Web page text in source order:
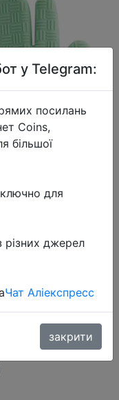
у Telegram:
посилань
Coins,
більшої
для
джерел
Чат Аліекспресс
закрити